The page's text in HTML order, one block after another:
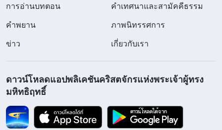
เราจะตั้งให้เขาเป็นเสาหลักอยู่ในพระวิหารของพระเจ้า
ของเรา และเขาจะไม่ออกไปจากพระวิหารอีกเลย และ
บนตัวเขา เราจะจารึกพระนามพระเจ้าของเรา และชื่อ
จากสวรรค์จากพระเจ้าของเรา และเราจะจารึกนาม
ใหม่ของเราด้วย
สองข้อนี้กล่าวชัดเจนถึง
พระเจ้าทรงมีพระนามใหม่ ในเมื่อเป็นชื่อใหม่ พระนาม
ที่พระองค์ไม่เคยมีมาก่อน จึงแน่ใจได้ว่าเมื่อทรงกลับ
การอ่านบทตอน
คำเทศนาและสามัคคีธรรม
คำพยาน
ภาพนิทรรศการ
ข่าว
เกี่ยวกับเรา
ดาวน์โหลดแอปพลิเคชันคริสตจักรแห่งพระเจ้าผู้ทรง
มหิทธิฤทธิ์